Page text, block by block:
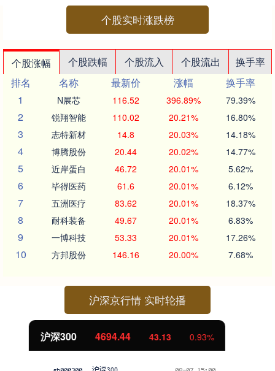
个股实时涨跌榜
个股涨幅 个股跌幅 个股流入 个股流出
换手率
排名
名称 最新价 涨幅
换手率
1
N展芯 116.52 396.89% 79.39%
2 锐翔智能 110.02 20.21% 16.80%
3 志特新材 14.8 20.03% 14.18%
4 博腾股份 20.44 20.02% 14.77%
5 近岸蛋白 46.72 20.01% 5.62%
6 毕得医药 61.6 20.01% 6.12%
7 五洲医疗 83.62 20.01% 18.37%
8 耐科装备 49.67 20.01% 6.83%
9 一博科技 53.33 20.01% 17.26%
10 方邦股份 146.16 20.00% 7.68%
沪深京行情 实时轮播
北证50 1134.24 11.37 1.01%